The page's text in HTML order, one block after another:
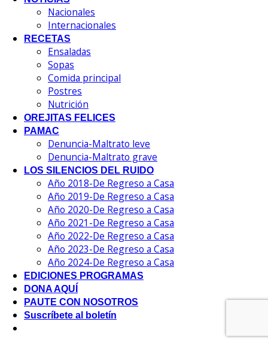
Nacionales
Internacionales
RECETAS
Ensaladas
Sopas
Comida principal
Postres
Nutrición
OREJITAS FELICES
PAMAC
Denuncia-Maltrato leve
Denuncia-Maltrato grave
LOS SILENCIOS DEL RUIDO
Año 2018-De Regreso a Casa
Año 2019-De Regreso a Casa
Año 2020-De Regreso a Casa
Año 2021-De Regreso a Casa
Año 2022-De Regreso a Casa
Año 2023-De Regreso a Casa
Año 2024-De Regreso a Casa
EDICIONES PROGRAMAS
DONA AQUÍ
PAUTE CON NOSOTROS
Suscríbete al boletín